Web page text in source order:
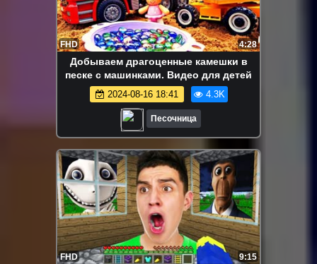
FHD 4:28
Добываем драгоценные камешки в
песке с машинками. Видео для детей
2024-08-16 18:41 4.3K
Песочница
FHD 9:15